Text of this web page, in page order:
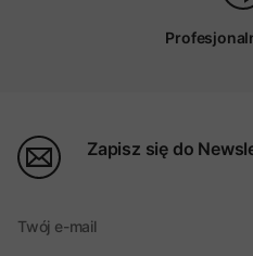
Zapisz się do
Twój e-mail